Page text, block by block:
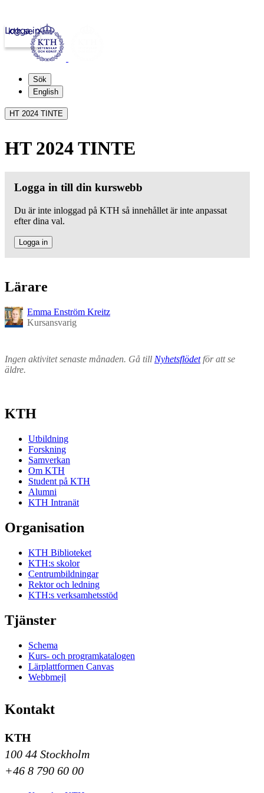
kth.se
Logga in
Sök
English
HT 2024 TINTE
HT 2024 TINTE
Logga in till din kurswebb
Du är inte inloggad på KTH så innehållet är inte anpassat
efter dina val.
Logga in
Lärare
Emma Enström Kreitz
Kursansvarig
Ingen aktivitet senaste månaden. Gå till Nyhetsflödetför att se
äldre.
KTH
Utbildning
Forskning
Samverkan
Om KTH
Student på KTH
Alumni
KTH Intranät
Organisation
KTH Biblioteket
KTH:s skolor
Centrumbildningar
Rektor och ledning
KTH:s verksamhetsstöd
Tjänster
Schema
Kurs- och programkatalogen
Lärplattformen Canvas
Webbmejl
Kontakt
KTH
100 44 Stockholm
+46 8 790 60 00